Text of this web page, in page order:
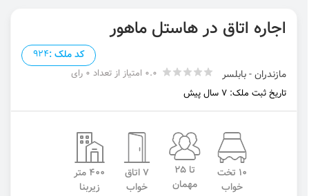
اجاره اتاق در هاستل ماهور
کد ملک :924
مازندران - بابلسر
0.0 امتیاز از تعداد 0 رای
تاریخ ثبت ملک: 7 سال پیش
10 تخت
خواب
تا 25
مهمان
7 اتاق
خواب
400 متر
زیربنا